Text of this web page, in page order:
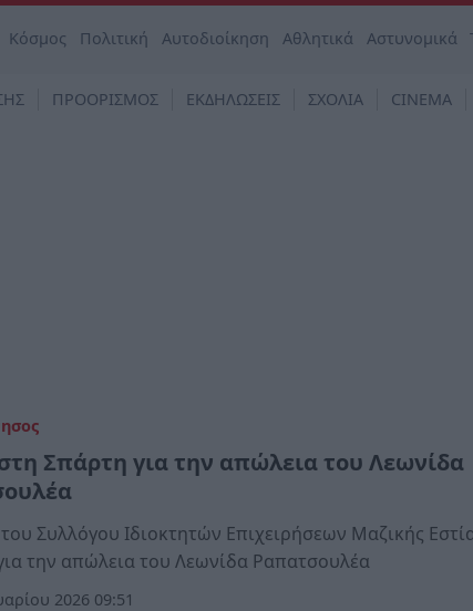
Κόσμος Πολιτική Αυτοδιοίκηση Αθλητικά Αστυνομικά
ΠΡΟΟΡΙΣΜΟΣ ΕΚΔΗΛΩΣΕΙΣ ΣΧΟΛΙΑ CINEMA
Σπάρτη για την απώλεια του Λεωνίδα
Συλλόγου Ιδιοκτητών Επιχειρήσεων Μαζικής
την απώλεια του Λεωνίδα Ραπατσουλέα
2026 09:51